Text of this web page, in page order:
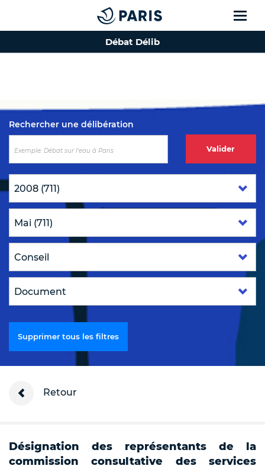
Top of the page
Débat Délib
Rechercher une délibération
Valider
Supprimer tous les filtres
Retour
Désignation des représentants de la
commission consultative des services